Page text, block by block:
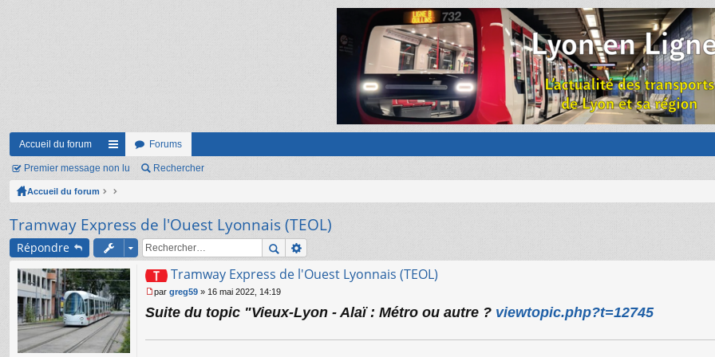
Accueil du forum
ac
co
ci
s
Forums
Premier message non lu Rechercher
Accueil du forum
Tramway Express de l'Ouest Lyonnais (TEOL)
Répondre
Tramway Express de l'Ouest Lyonnais (TEOL)
e
par greg59 » 16 mai 2022, 14:19
Suite du topic "Vieux-Lyon - Alaï : Métro ou autre ? viewtopic.php?t=12745